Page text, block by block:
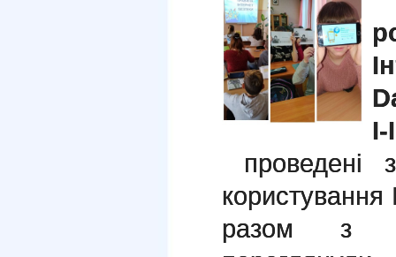
проведені
користування
разом з